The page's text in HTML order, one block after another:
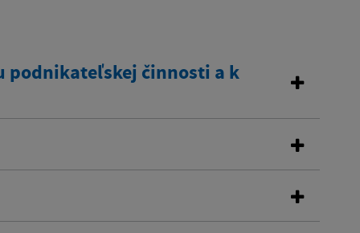
podnikateľskej činnosti a k